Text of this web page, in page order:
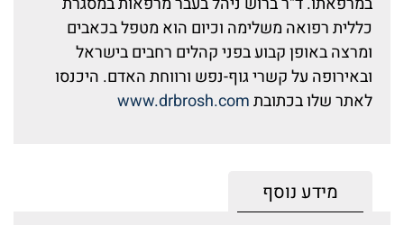
כללית רפואה משלימה וכיום הוא מטפל בכאבים
ומרצה באופן קבוע בפני קהלים רחבים בישראל
ובאירופה על קשרי גוף-נפש ורווחת האדם. היכנסו
לאתר שלו בכתובתwww.drbrosh.com
מידע נוסף